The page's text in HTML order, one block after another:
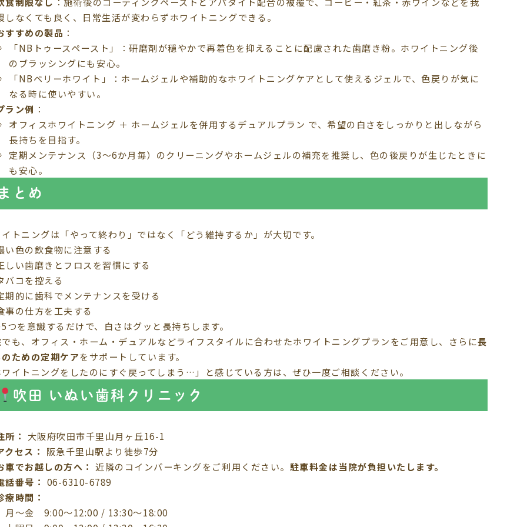
しなくても良く、日常生活が変わらずホワイトニングできる。
すすめの製品 ：
「NBトゥースペースト」：研磨剤が穏やかで再着色を抑えることに配慮された歯磨き粉。ホワイトニング後
のブラッシングにも安心。
「NBベリーホワイト」：ホームジェルや補助的なホワイトニングケアとして使えるジェルで、色戻りが気に
なる時に使いやすい。
ラン例 ：
オフィスホワイトニング ＋ ホームジェルを併用するデュアルプラン で、希望の白さをしっかりと出しながら
長持ちを目指す。
定期メンテナンス（3〜6か月毎）のクリーニングやホームジェルの補充を推奨し、色の後戻りが生じたときに
も安心。
とめ
トニングは「やって終わり」ではなく「どう維持するか」が大切です。
い色の飲食物に注意する
しい歯磨きとフロスを習慣にする
バコを控える
期的に歯科でメンテナンスを受ける
事の仕方を工夫する
つを意識するだけで、白さはグッと長持ちします。
も、オフィス・ホーム・デュアルなどライフスタイルに合わせたホワイトニングプランをご用意し、さらに長
ための定期ケアをサポートしています。
イトニングをしたのにすぐ戻ってしまう…」と感じている方は、ぜひ一度ご相談ください。
吹田 いぬい歯科クリニック
所： 大阪府吹田市千里山月ヶ丘16-1
クセス： 阪急千里山駅より徒歩7分
車でお越しの方へ： 近隣のコインパーキングをご利用ください。 駐車料金は当院が負担いたします。
話番号： 06-6310-6789
療時間：
〜金 9:00〜12:00 / 13:30〜18:00